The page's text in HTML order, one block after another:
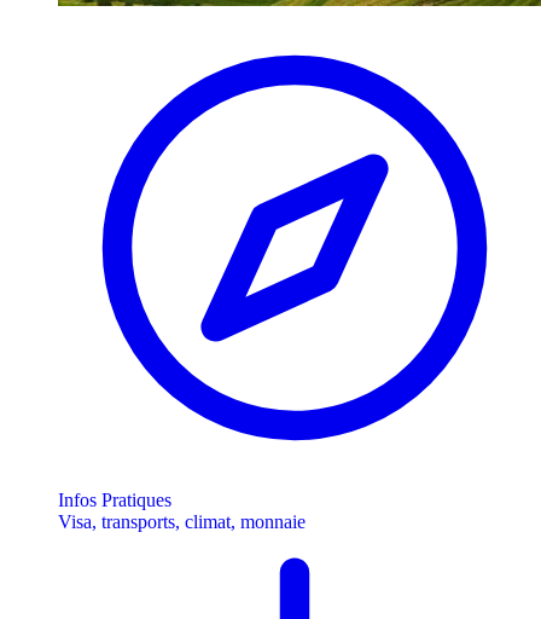
Infos Pratiques
Visa, transports, climat, monnaie